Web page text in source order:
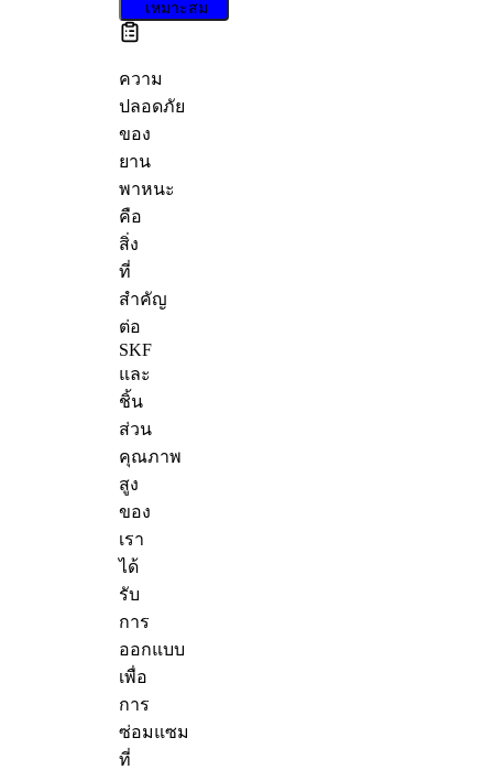
เหมาะสม
ความ
ปลอดภัย
ของ
ยาน
พาหนะ
คือ
สิ่ง
ที่
สำคัญ
ต่อ
SKF
และ
ชิ้น
ส่วน
คุณภาพ
สูง
ของ
เรา
ได้
รับ
การ
ออกแบบ
เพื่อ
การ
ซ่อมแซม
ที่